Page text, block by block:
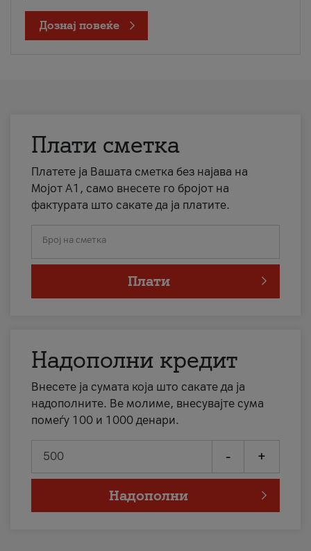
Дознај повеќе
Плати сметка
Платете ја Вашата сметка без најава на
Мојот А1, само внесете го бројот на
фактурата што сакате да ја платите.
Број на сметка
Плати
Надополни кредит
Внесете ја сумата која што сакате да ја
надополните. Ве молиме, внесувајте сума
помеѓу 100 и 1000 денари.
- +
Надополни